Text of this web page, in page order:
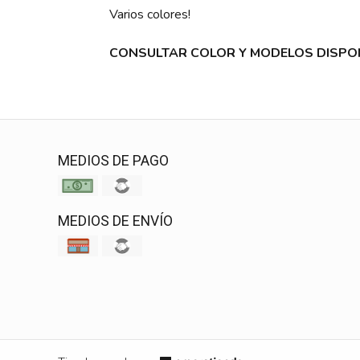
Varios colores!
CONSULTAR COLOR Y MODELOS
MEDIOS DE PAGO
MEDIOS DE ENVÍO